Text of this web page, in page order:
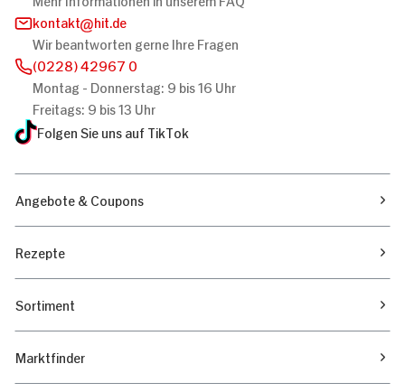
kontakt
hit.de
Wir beantworten gerne Ihre Fragen
(0228) 42967 0
Montag - Donnerstag: 9 bis 16 Uhr
Freitags: 9 bis 13 Uhr
Folgen Sie uns auf TikTok
Angebote & Coupons
Rezepte
Sortiment
Marktfinder